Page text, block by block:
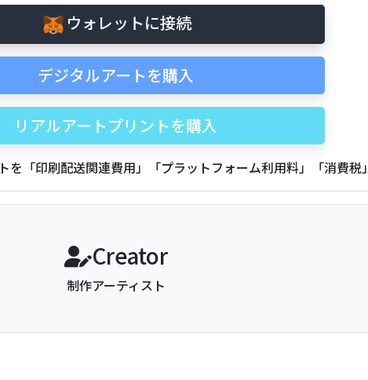
ウォレットに接続
デジタルアートを購入
リアルアートプリントを購入
「印刷配送関連費用」「プラットフォーム利用料」「消費税
Creator
制作アーティスト